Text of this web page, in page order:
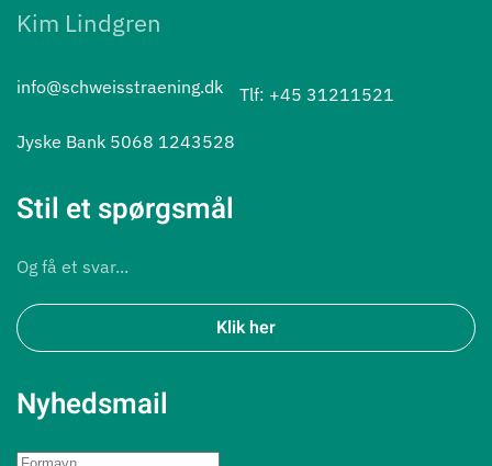
Kim Lindgren
info@schweisstraening.dk Tlf: +45 31211521
Jyske Bank 5068 1243528
Stil et spørgsmål
Og få et svar...
Klik her
Nyhedsmail